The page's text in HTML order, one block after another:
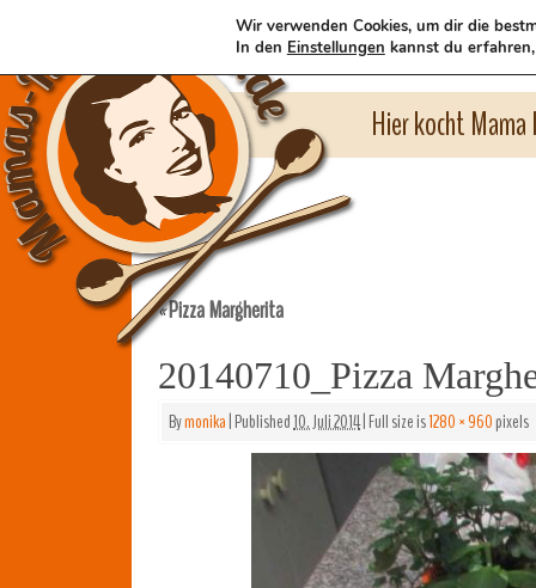
Hier kocht
«Pizza Margherita
20140710_Pizza
Bymonika|Published10. Juli 2014|Full size is1280 × 960pixels
Wir verwenden Cookies, um dir die
In den Einstellungen kannst du